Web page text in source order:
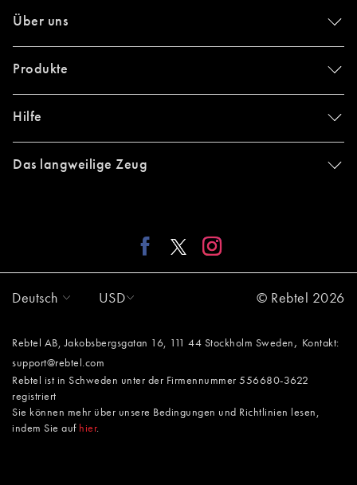
Über uns
Produkte
Hilfe
Das langweilige Zeug
Deutsch USD © Rebtel 2026
Rebtel AB, Jakobsbergsgatan 16, 111 44 Stockholm Sweden ,
Kontakt:
support@rebtel.com
Rebtel ist in Schweden unter der Firmennummer 556680-3622
registriert
Sie können mehr über unsere Bedingungen und Richtlinien lesen,
indem Sie auf hier.